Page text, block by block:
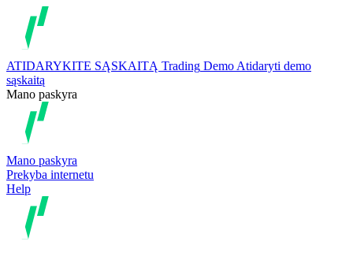
ATIDARYKITE SĄSKAITĄ Trading Demo Atidaryti demo
sąskaitą
Mano paskyra
Mano paskyra
Prekyba internetu
Help